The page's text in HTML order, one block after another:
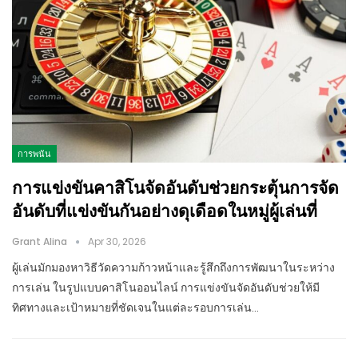
การพนัน
การแข่งขันคาสิโนจัดอันดับช่วยกระตุ้นการจัด
อันดับที่แข่งขันกันอย่างดุเดือดในหมู่ผู้เล่นที่
Grant Alina Apr 30, 2026
ผู้เล่นมักมองหาวิธีวัดความก้าวหน้าและรู้สึกถึงการพัฒนาในระหว่าง
การเล่น ในรูปแบบคาสิโนออนไลน์ การแข่งขันจัดอันดับช่วยให้มี
ทิศทางและเป้าหมายที่ชัดเจนในแต่ละรอบการเล่น…